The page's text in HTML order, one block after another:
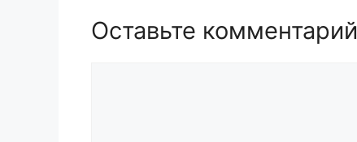
Оставьте комментарий